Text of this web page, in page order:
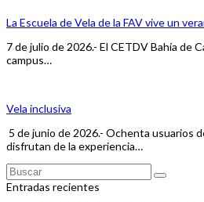
La Escuela de Vela de la FAV vive un
7 de julio de 2026.- El CETDV Bahía de
campus…
Vela inclusiva
5 de junio de 2026.- Ochenta usuarios
disfrutan de la experiencia…
Buscar
Enviar
Entradas recientes